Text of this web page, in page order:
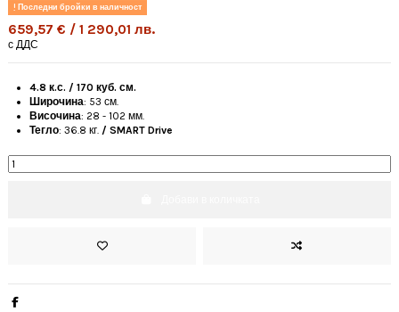
Последни бройки в наличност
659,57 € / 1 290,01 лв.
с ДДС
4.8 к.с. / 170 куб. см.
Широчина: 53 см.
Височина: 28 - 102 мм.
Тегло: 36.8 кг. / SMART Drive